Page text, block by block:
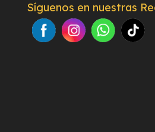
Síguenos en nuestras